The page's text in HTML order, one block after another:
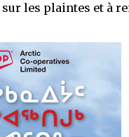
les plaintes et à